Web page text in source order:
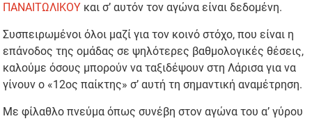
ΠΑΝΑΙΤΩΛΙΚΟΥ και σ’ αυτόν τον αγώνα είναι δεδομένη.
Συσπειρωμένοι όλοι μαζί για τον κοινό στόχο, που είναι η
επάνοδος της ομάδας σε ψηλότερες βαθμολογικές θέσεις,
καλούμε όσους μπορούν να ταξιδέψουν στη Λάρισα για να
γίνουν ο «12ος παίκτης» σ’ αυτή τη σημαντική αναμέτρηση.
Με φίλαθλο πνεύμα όπως συνέβη στον αγώνα του α’ γύρου